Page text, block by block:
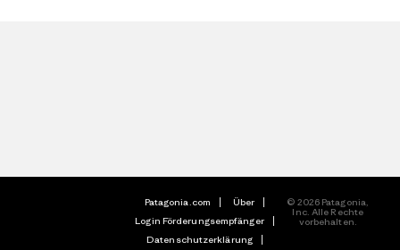
Patagonia.com
Über
Login Förderungsempfänger
Datenschutzerklärung
© 2026 Patagonia,
Inc. Alle Rechte
vorbehalten.